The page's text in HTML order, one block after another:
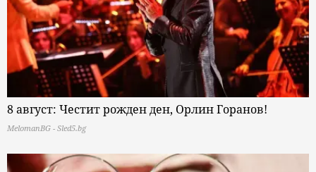
8 август: Честит рожден ден, Орлин Горанов!
MelomanBG - Sled5.bg